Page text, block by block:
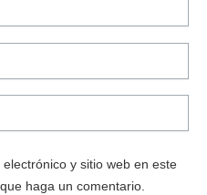
y sitio web en este
haga un comentario.